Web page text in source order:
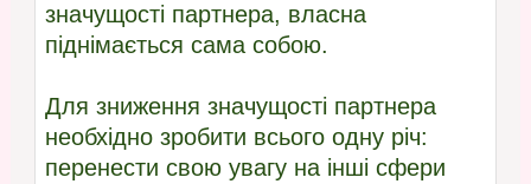
значущості партнера, власна
піднімається сама собою.
Для зниження значущості партнера
необхідно зробити всього одну річ:
перенести свою увагу на інші сфери